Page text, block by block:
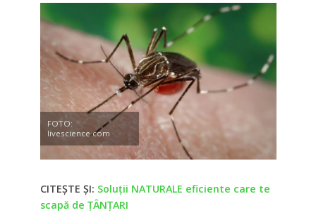
FOTO:
livescience.com
CITEȘTE ȘI: Soluţii NATURALE eficiente care te
scapă de ȚÂNȚARI